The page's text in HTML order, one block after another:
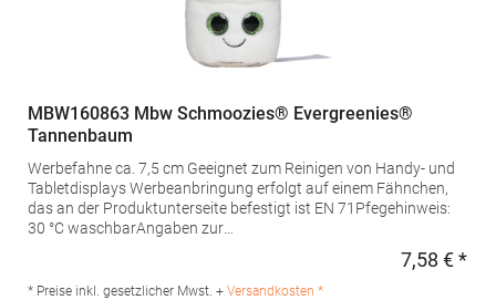
MBW160863 Mbw Schmoozies® Evergreenies®
Tannenbaum
Werbefahne ca. 7,5 cm Geeignet zum Reinigen von Handy- und
Tabletdisplays Werbeanbringung erfolgt auf einem Fähnchen,
das an der Produktunterseite befestigt ist EN 71Pfegehinweis:
30 °C waschbarAngaben zur
Germanyinfo@mbw.shMaterialzusammensetzung: Polyester,
7,58 € *
* Preise inkl. gesetzlicher Mwst. + Versandkosten *